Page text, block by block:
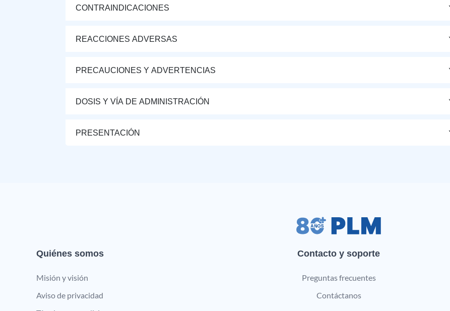
CONTRAINDICACIONES
REACCIONES ADVERSAS
PRECAUCIONES Y ADVERTENCIAS
DOSIS Y VÍA DE ADMINISTRACIÓN
PRESENTACIÓN
Quiénes somos
Misión y visión
Aviso de privacidad
Contacto y soporte
Preguntas frecuentes
Contáctanos